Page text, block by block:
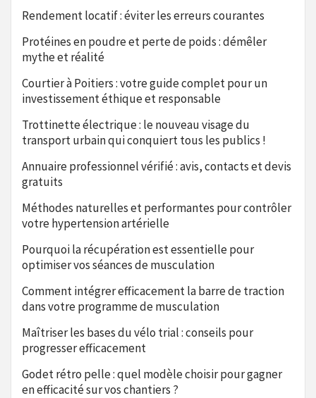
Rendement locatif : éviter les erreurs courantes
Protéines en poudre et perte de poids : démêler
mythe et réalité
Courtier à Poitiers : votre guide complet pour un
investissement éthique et responsable
Trottinette électrique : le nouveau visage du
transport urbain qui conquiert tous les publics !
Annuaire professionnel vérifié : avis, contacts et devis
gratuits
Méthodes naturelles et performantes pour contrôler
votre hypertension artérielle
Pourquoi la récupération est essentielle pour
optimiser vos séances de musculation
Comment intégrer efficacement la barre de traction
dans votre programme de musculation
Maîtriser les bases du vélo trial : conseils pour
progresser efficacement
Godet rétro pelle : quel modèle choisir pour gagner
en efficacité sur vos chantiers ?